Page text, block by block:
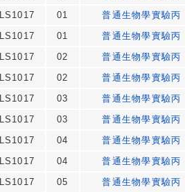
LS1017 01
普通生物學實驗丙
LS1017 01
普通生物學實驗丙
LS1017 02
普通生物學實驗丙
LS1017 02
普通生物學實驗丙
LS1017 03
普通生物學實驗丙
LS1017 03
普通生物學實驗丙
LS1017 04
普通生物學實驗丙
LS1017 04
普通生物學實驗丙
LS1017 05
普通生物學實驗丙